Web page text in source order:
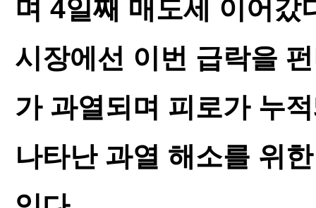
며 4일째 매도세 이어갔
시장에선 이번 급락을
가 과열되며 피로가 누
나타난 과열 해소를 위